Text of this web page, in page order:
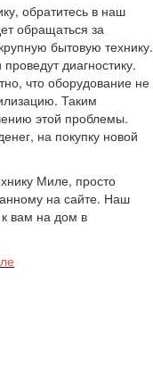
обратитесь в наш
обращаться за
бытовую технику.
диагностику.
что оборудование не
Таким
этой проблемы.
на покупку новой
Миле, просто
на сайте. Наш
вам на дом в